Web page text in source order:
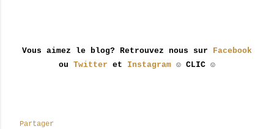
Vous aimez le blog? Retrouvez nous sur Facebook
ou Twitter et Instagram ☺ CLIC ☺
Partager